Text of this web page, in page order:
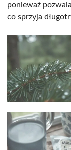
ponieważ
co sprzyja